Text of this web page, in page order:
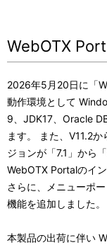
WebOTX
2026年5月20日に「
動作環境として
9、JDK17、Oracle
ます。 また、V11.2
ジョンが「7.1」から
WebOTX Portalのイ
さらに、メニューポ
機能を追加しました。
本製品の出荷に伴い